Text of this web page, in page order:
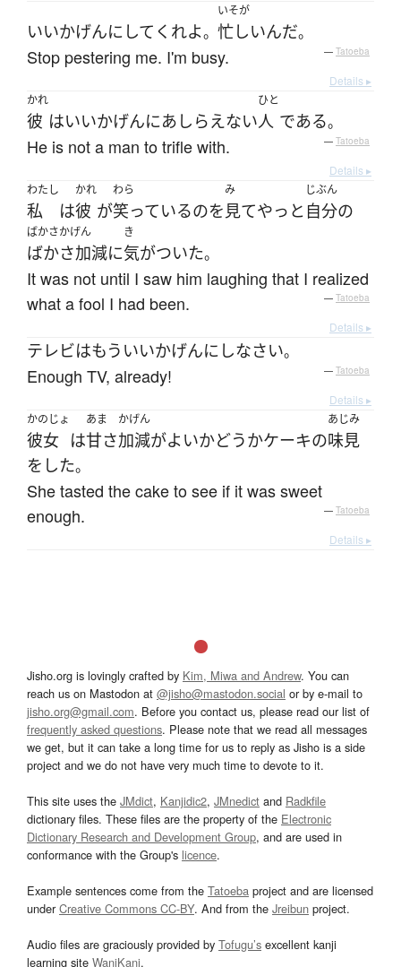
いいかげんにして くれよ。
いそが
忙しいんだ。
Stop pestering me. I'm busy. — Tatoeba
Details ▸
かれ
彼 はいいかげんにあしらえない
ひと
人 である。
He is not a man to trifle with. — Tatoeba
Details ▸
わたし
私 は
かれ
彼 が
わら
笑っているのを
み
見てやっと
じぶん
自分の
ばかさかげん
ばかさ加減に
き
気がついた。
It was not until I saw him laughing that I realized
what a fool I had been.
— Tatoeba
Details ▸
テレビはもう いいかげんにしなさい。
Enough TV, already! — Tatoeba
Details ▸
かのじょ
彼女 は
あま
甘さ
かげん
加減がよいかどうかケーキの
あじみ
味見
を した。
She tasted the cake to see if it was sweet
enough.
— Tatoeba
Details ▸
Jisho.org is lovingly crafted by Kim, Miwa and Andrew. You can
reach us on Mastodon at @jisho@mastodon.social or by e-mail to
jisho.org@gmail.com. Before you contact us, please read our list of
frequently asked questions. Please note that we read all messages
we get, but it can take a long time for us to reply as Jisho is a side
project and we do not have very much time to devote to it.
This site uses the JMdict, Kanjidic2, JMnedict and Radkfile
dictionary files. These files are the property of the Electronic
Dictionary Research and Development Group, and are used in
conformance with the Group's licence.
Example sentences come from the Tatoeba project and are licensed
underCreative Commons CC-BY. And from the Jreibun project.
Audio files are graciously provided by Tofugu’s excellent kanji
learning site WaniKani.